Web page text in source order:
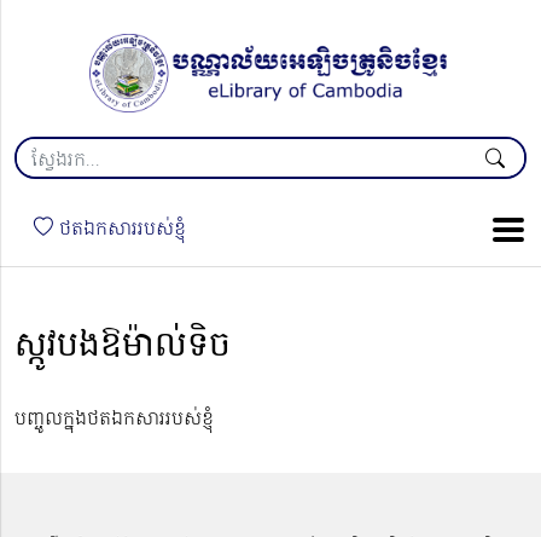
ថតឯកសាររបស់ខ្ញុំ
‌ស្កូវបងឱម៉ាល់ទិច
បញ្ចូលក្នុងថតឯកសាររបស់ខ្ញុំ